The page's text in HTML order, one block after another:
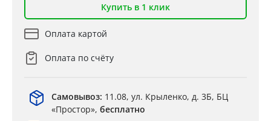
Купить в 1 клик
Оплата картой
Оплата по счёту
Самовывоз: 11.08, ул. Крыленко, д. 3Б, БЦ
«Простор», бесплатно